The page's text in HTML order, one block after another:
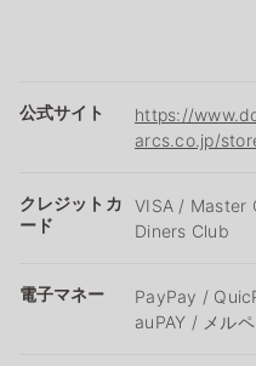
公式サイト
https://
arcs.co.jp/
クレジットカ
ード
VISA / Master
Diners Club
電子マネー
PayPay /
auPAY / メル